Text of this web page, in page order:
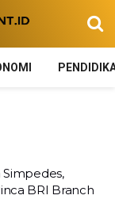
BRI Branch